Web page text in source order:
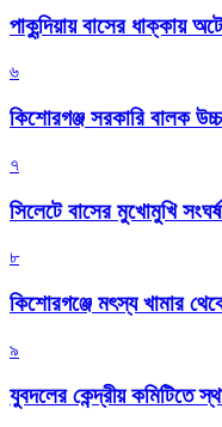
পাকুন্দিয়ায় বাসের ধাক্কায়
৬
কিশোরগঞ্জ সরকারি বালক
৭
সিলেটে বাসের মুখোমুখি
৮
কিশোরগঞ্জে মৎস্য খামার
৯
যুবদলের কেন্দ্রীয় কমিটিতে